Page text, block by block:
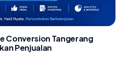
Conversion Tangerang
Penjualan